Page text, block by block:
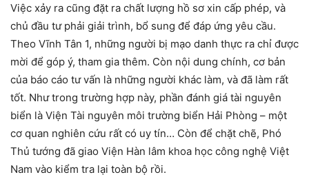
Việc xảy ra cũng đặt ra chất lượng hồ sơ xin cấp phép, và
chủ đầu tư phải giải trình, bổ sung để đáp ứng yêu cầu.
Theo Vĩnh Tân 1, những người bị mạo danh thực ra chỉ được
mời để góp ý, tham gia thêm. Còn nội dung chính, cơ bản
của báo cáo tư vấn là những người khác làm, và đã làm rất
tốt. Như trong trường hợp này, phần đánh giá tài nguyên
biển là Viện Tài nguyên môi trường biển Hải Phòng – một
cơ quan nghiên cứu rất có uy tín… Còn để chặt chẽ, Phó
Thủ tướng đã giao Viện Hàn lâm khoa học công nghệ Việt
Nam vào kiểm tra lại toàn bộ rồi.